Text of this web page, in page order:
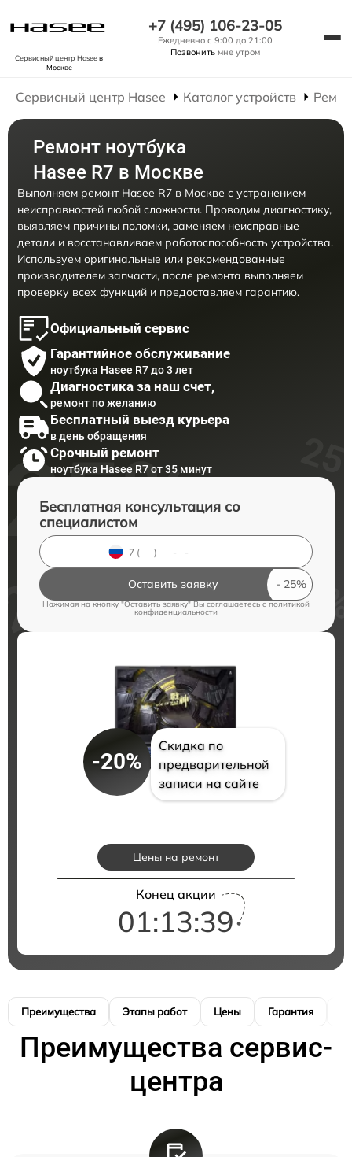
Сервисный центр Haseeв
Москве
+7 (495) 106-23-05
Ежедневно с 9:00 до 21:00
Позвонить мне утром
Сервисный центр Hasee Каталог устройств
Ремонт ноутбука
Hasee R7 в Москве
Выполняем ремонт Hasee R7 в Москве с устранением
неисправностей любой сложности. Проводим диагностику,
выявляем причины поломки, заменяем неисправные
детали и восстанавливаем работоспособность устройства.
Используем оригинальные или рекомендованные
производителем запчасти, после ремонта выполняем
проверку всех функций и предоставляем гарантию.
Официальный сервис
Гарантийное обслуживание
ноутбука Hasee R7 до 3 лет
Диагностика за наш счет,
ремонт по желанию
Бесплатный выезд курьера
в день обращения
Срочный ремонт
ноутбука Hasee R7 от 35 минут
Бесплатная консультация со
специалистом
Оставить заявку
Нажимая на кнопку "Оставить заявку" Вы соглашаетесь cполитикой
конфиденциальности
-20%
Скидка по
предварительной
записи на сайте
Цены на ремонт
Конец акции
01:13:38
Преимущества Этапы работ Цены Гарантия
Преимущества сервис-
центра